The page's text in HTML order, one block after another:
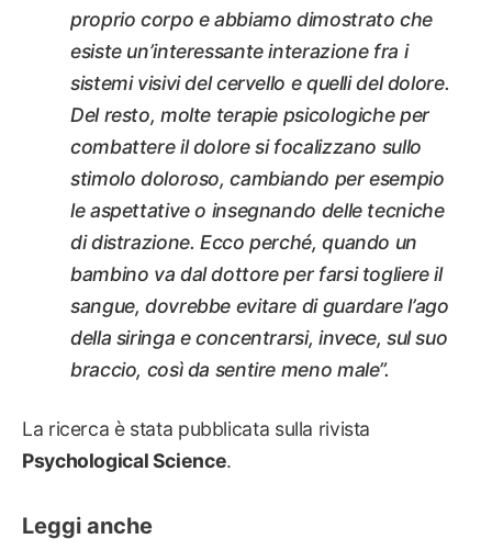
proprio corpo e abbiamo dimostrato che
esiste un’interessante interazione fra i
sistemi visivi del cervello e quelli del dolore.
Del resto, molte terapie psicologiche per
combattere il dolore si focalizzano sullo
stimolo doloroso, cambiando per esempio
le aspettative o insegnando delle tecniche
di distrazione. Ecco perché, quando un
bambino va dal dottore per farsi togliere il
sangue, dovrebbe evitare di guardare l’ago
della siringa e concentrarsi, invece, sul suo
braccio, così da sentire meno male”.
La ricerca è stata pubblicata sulla rivista
Psychological Science.
Leggi anche